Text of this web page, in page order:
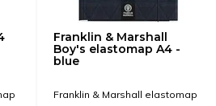
Franklin & Marshall
Boy's elastomap A4 -
blue
Franklin & Marshall elastomap